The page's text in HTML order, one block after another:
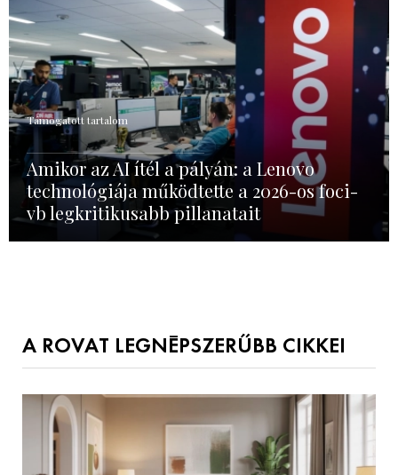
Támogatott tartalom
Amikor az AI ítél a pályán: a Lenovo
technológiája működtette a 2026-os foci-
vb legkritikusabb pillanatait
A ROVAT LEGNÉPSZERŰBB CIKKEI